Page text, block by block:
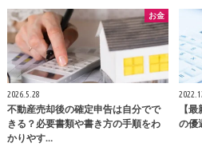
お金
2026.5.28
不動産売却後の確定申告は自分でで
きる？必要書類や書き方の手順をわ
かりやす…
【
の優